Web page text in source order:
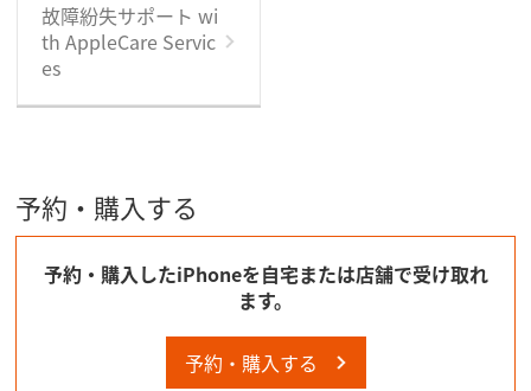
故障紛失サポート wi
th AppleCare Servic
es
予約・購入する
予約・購入したiPhoneを自宅または店舗で受け取れ
ます。
予約・購入する